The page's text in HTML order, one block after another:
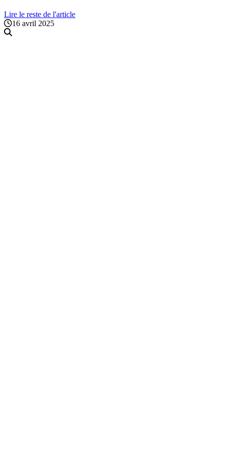
Lire le reste de l'article
16 avril 2025